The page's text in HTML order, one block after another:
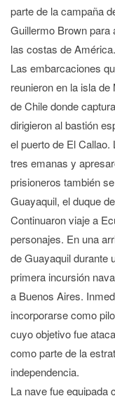
parte de la campaña
Guillermo Brown para
las costas de América.
Las embarcaciones
reunieron en la isla
de Chile donde
dirigieron al bastión
el puerto de El
tres emanas y
prisioneros también
Guayaquil, el duque
Continuaron viaje a
personajes. En una
de Guayaquil durante
primera incursión
a Buenos Aires.
incorporarse como
cuyo objetivo fue
como parte de la
independencia.
La nave fue equipada